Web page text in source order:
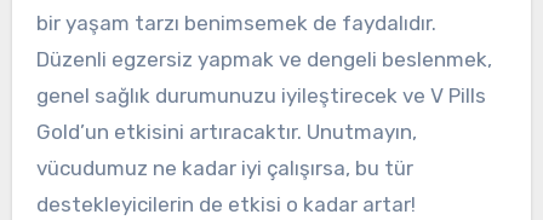
bir yaşam tarzı benimsemek de faydalıdır.
Düzenli egzersiz yapmak ve dengeli beslenmek,
genel sağlık durumunuzu iyileştirecek ve V Pills
Gold’un etkisini artıracaktır. Unutmayın,
vücudumuz ne kadar iyi çalışırsa, bu tür
destekleyicilerin de etkisi o kadar artar!